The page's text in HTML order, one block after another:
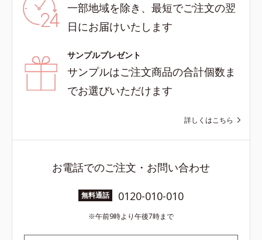
一部地域を除き、最短でご注文の翌
日にお届けいたします
サンプルプレゼント
サンプルはご注文商品の合計個数ま
でお選びいただけます
詳しくはこちら
お電話でのご注文・お問い合わせ
無料通話 0120-010-010
午前9時より午後7時まで